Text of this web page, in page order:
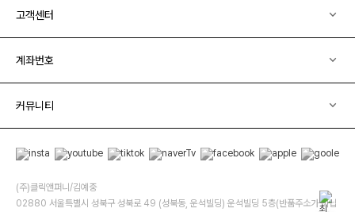
고객센터
계좌번호
커뮤니티
(주)클릭앤퍼니/김예중
02880 서울특별시 성북구 성북로 49 (성북동, 운석빌딩) 운석빌딩 5층(반품주소가 아닙